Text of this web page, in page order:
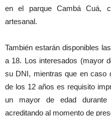
en el parque Cambá Cuá,
artesanal.
También estarán disponibles
a 18. Los interesados (mayor
su DNI, mientras que en caso
de los 12 años es requisito
un mayor de edad
acreditando al momento de